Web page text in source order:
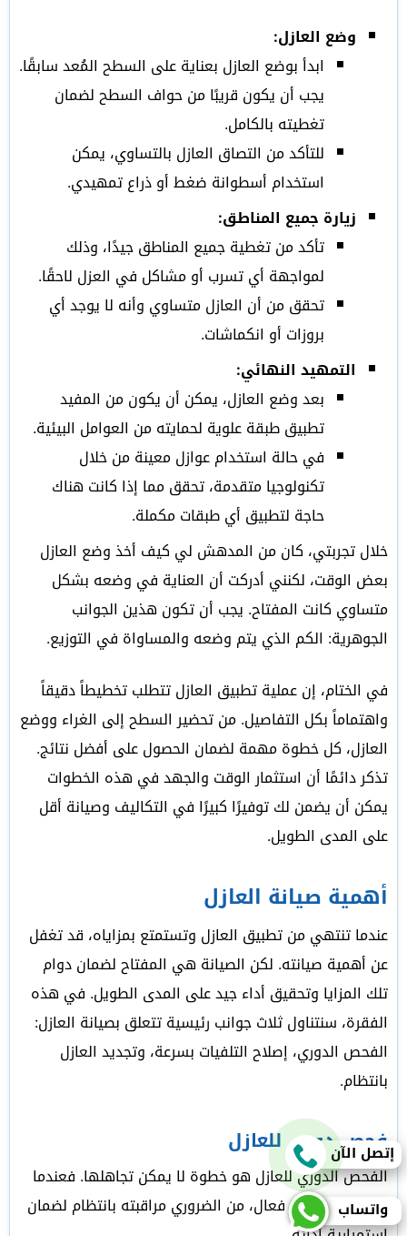
وضع العازل:
ابدأ بوضع العازل بعناية على السطح المُعد سابقًا.
يجب أن يكون قريبًا من حواف السطح لضمان
تغطيته بالكامل.
للتأكد من التصاق العازل بالتساوي، يمكن
استخدام أسطوانة ضغط أو ذراع تمهيدي.
زيارة جميع المناطق:
تأكد من تغطية جميع المناطق جيدًا، وذلك
لمواجهة أي تسرب أو مشاكل في العزل لاحقًا.
تحقق من أن العازل متساوي وأنه لا يوجد أي
بروزات أو انكماشات.
التمهيد النهائي:
بعد وضع العازل، يمكن أن يكون من المفيد
تطبيق طبقة علوية لحمايته من العوامل البيئية.
في حالة استخدام عوازل معينة من خلال
تكنولوجيا متقدمة، تحقق مما إذا كانت هناك
حاجة لتطبيق أي طبقات مكملة.
خلال تجربتي، كان من المدهش لي كيف أخذ وضع العازل
بعض الوقت، لكنني أدركت أن العناية في وضعه بشكل
متساوي كانت المفتاح. يجب أن تكون هذين الجوانب
الجوهرية: الكم الذي يتم وضعه والمساواة في التوزيع.
في الختام، إن عملية تطبيق العازل تتطلب تخطيطاً دقيقاً
واهتماماً بكل التفاصيل. من تحضير السطح إلى الغراء ووضع
العازل، كل خطوة مهمة لضمان الحصول على أفضل نتائج.
تذكر دائمًا أن استثمار الوقت والجهد في هذه الخطوات
يمكن أن يضمن لك توفيرًا كبيرًا في التكاليف وصيانة أقل
على المدى الطويل.
أهمية صيانة العازل
عندما تنتهي من تطبيق العازل وتستمتع بمزاياه، قد تغفل
عن أهمية صيانته. لكن الصيانة هي المفتاح لضمان دوام
تلك المزايا وتحقيق أداء جيد على المدى الطويل. في هذه
الفقرة، سنتناول ثلاث جوانب رئيسية تتعلق بصيانة العازل:
الفحص الدوري، إصلاح التلفيات بسرعة، وتجديد العازل
بانتظام.
فحص دوري للعازل
الفحص الدوري للعازل هو خطوة لا يمكن تجاهلها. فعندما
يكون لديك عازل فعال، من الضروري مراقبته بانتظام لضمان
إتصل الآن
واتساب